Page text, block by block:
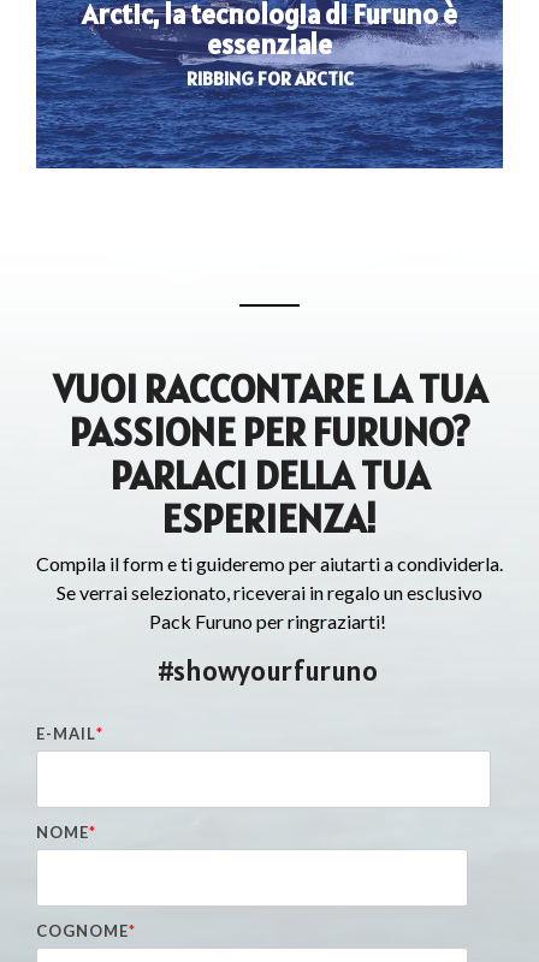
Arctic, la tecnologia di Furuno è
essenziale
RIBBING FOR ARCTIC
VUOI RACCONTARE LA TUA
PASSIONE PER FURUNO?
PARLACI DELLA TUA
ESPERIENZA!
Compila il form e ti guideremo per aiutarti a condividerla.
Se verrai selezionato, riceverai in regalo un esclusivo
Pack Furuno per ringraziarti!
#showyourfuruno
E-MAIL*
NOME*
COGNOME*